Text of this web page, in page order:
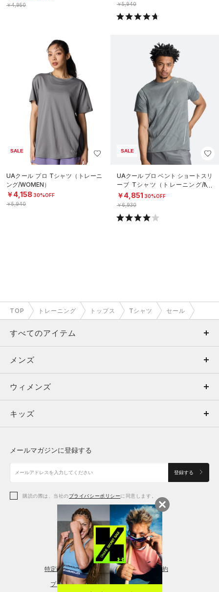
￥4,950
￥5,940
SALE
UAクール プロ Tシャツ（トレーニ
ング/WOMEN）
￥4,158 30%OFF
￥5,940
SALE
UAクール プロ ベント ショートスリ
ーブ Tシャツ（トレーニング/ME
N）
￥4,851 30%OFF
￥6,930
TOP トレーニング トップス Tシャツ セール
すべてのアイテム
メンズ
ウィメンズ
キッズ
アクセサリー
メンズ
トップス
ボトムス
アクセサリー
ウィメンズ
トップス
シューズ
アクセサリー
レギンス＆タイツ
キッズ
シューズ
メールマガジンに登録する
登録する
購読の際は、当社のプライバシーポリシーに同意します。
特定商取引法に基づく通販の表記 会員規約
プライバシーポリシー